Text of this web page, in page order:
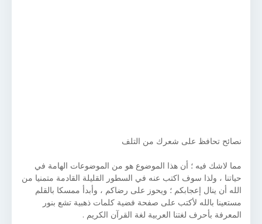
نصائح تحافظ على شعرك من التلف
مما لاشك فيه ؛ أن هذا الموضوع هو من الموضوعات الهامة في
حياتنا ، ولذا سوف اكتب عنه في السطور القليلة القادمة متمنيا من
الله أن ينال إعجابكم ؛ ويحوز على رضاكم ، وأبدأ ممسكا بالقلم
مستعينا بالله لأكتب على صفحة فضية كلمات ذهبية تشع بنور
المعرفة بأحرف لغتنا العربية لغة القرآن الكريم .